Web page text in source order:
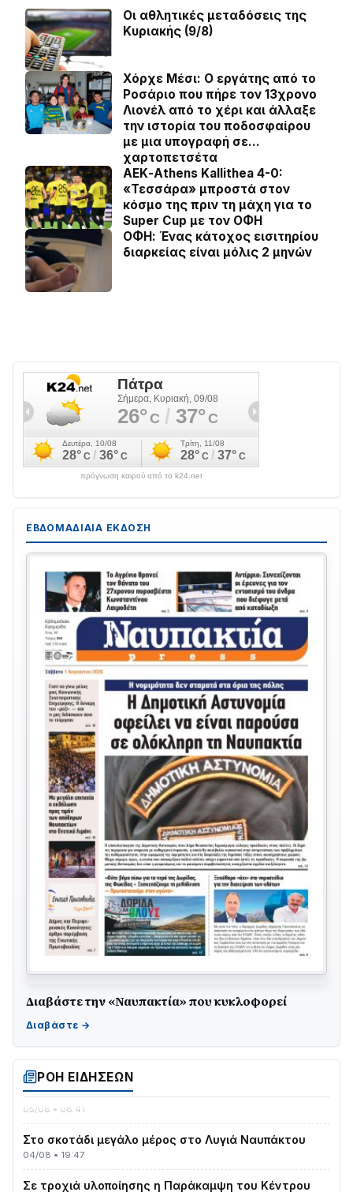
Οι αθλητικές μεταδόσεις της
Κυριακής (9/8)
Χόρχε Μέσι: Ο εργάτης από το
Ροσάριο που πήρε τον 13χρονο
Λιονέλ από το χέρι και άλλαξε
την ιστορία του ποδοσφαίρου
με μια υπογραφή σε…
χαρτοπετσέτα
ΑΕΚ-Athens Kallithea 4-0:
«Τεσσάρα» μπροστά στον
κόσμο της πριν τη μάχη για το
Super Cup με τον ΟΦΗ
ΟΦΗ: Ένας κάτοχος εισιτηρίου
διαρκείας είναι μόλις 2 μηνών
πρόγνωση καιρού από το k24.net
Διαβάστε την «Ναυπακτία» που κυκλοφορεί
ΡΟΗ ΕΙΔΗΣΕΩΝ
Παράδοση, Χορός & Γλέντι!
08/08 • 12:01
ΤΟ ΠΑΡΤΥ ΣΥΝΕΧΙΖΕΤΑΙ…
05/08 • 08:41
Στο σκοτάδι μεγάλο μέρος στο Λυγιά Ναυπάκτου
04/08 • 19:47
Σε τροχιά υλοποίησης η Παράκαμψη του Κέντρου
της Ναυπάκτου